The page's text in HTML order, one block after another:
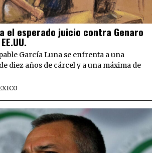
el esperado juicio contra Genaro
García Luna se enfrenta a una
diez años de cárcel y a una máxima de